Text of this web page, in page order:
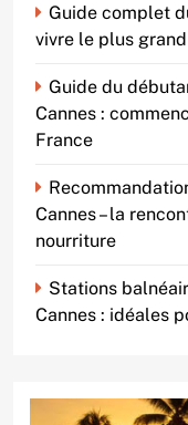
Guide complet
vivre le plus
Guide du
Cannes :
France
Cannes – la
nourriture
Stations
Cannes : idéales